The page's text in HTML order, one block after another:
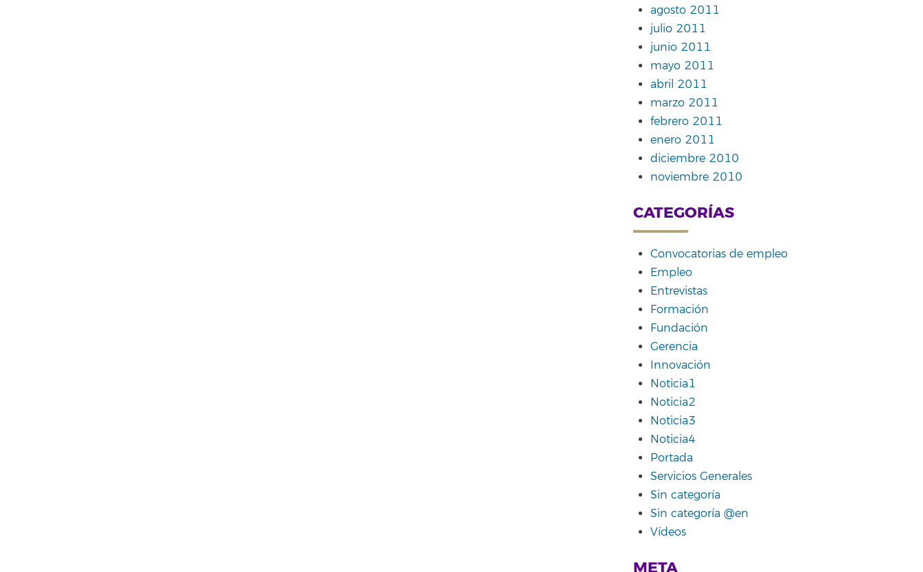
agosto 2011
julio 2011
junio 2011
mayo 2011
abril 2011
marzo 2011
febrero 2011
enero 2011
diciembre 2010
noviembre 2010
CATEGORÍAS
Convocatorias de empleo
Empleo
Entrevistas
Formación
Fundación
Gerencia
Innovación
Noticia1
Noticia2
Noticia3
Noticia4
Portada
Servicios Generales
Sin categoría
Sin categoría @en
Vídeos
META